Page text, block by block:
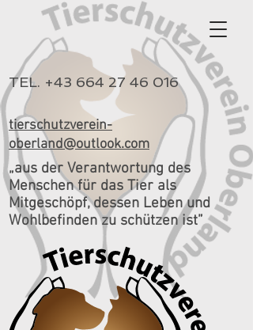
TEL. +43 664 27 46 016
„aus der Verantwortung des
Menschen für das Tier als
Mitgeschöpf, dessen Leben und
Wohlbefinden zu schützen ist”
tierschutzverein-
oberland@outlook.com